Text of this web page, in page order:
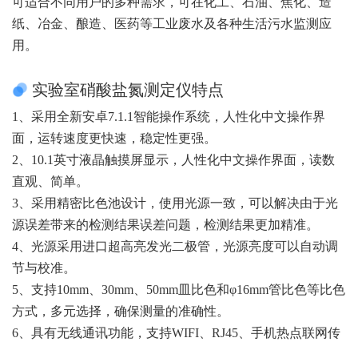
纸、冶金、酿造、医药等工业废水及各种生活污水监测应
用。
实验室硝酸盐氮测定仪特点
1、采用全新安卓7.1.1智能操作系统，人性化中文操作界
面，运转速度更快速，稳定性更强。
2、10.1英寸液晶触摸屏显示，人性化中文操作界面，读数
直观、简单。
3、采用精密比色池设计，使用光源一致，可以解决由于光
源误差带来的检测结果误差问题，检测结果更加精准。
4、光源采用进口超高亮发光二极管，光源亮度可以自动调
节与校准。
5、支持10mm、30mm、50mm皿比色和φ16mm管比色等比色
方式，多元选择，确保测量的准确性。
6、具有无线通讯功能，支持WIFI、RJ45、手机热点联网传